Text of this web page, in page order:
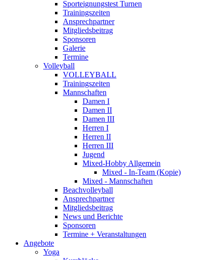
Sporteignungstest Turnen
Trainingszeiten
Ansprechpartner
Mitgliedsbeitrag
Sponsoren
Galerie
Termine
Volleyball
VOLLEYBALL
Trainingszeiten
Mannschaften
Damen I
Damen II
Damen III
Herren I
Herren II
Herren III
Jugend
Mixed-Hobby Allgemein
Mixed - In-Team (Kopie)
Mixed - Mannschaften
Beachvolleyball
Ansprechpartner
Mitgliedsbeitrag
News und Berichte
Sponsoren
Termine + Veranstaltungen
Angebote
Yoga